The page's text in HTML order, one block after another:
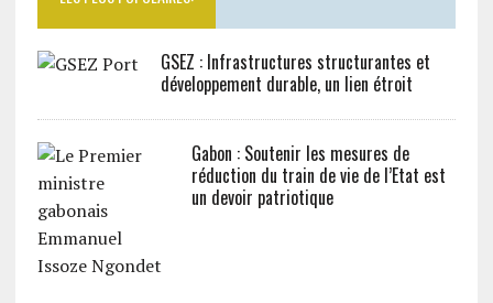
GSEZ : Infrastructures structurantes et
développement durable, un lien étroit
Gabon : Soutenir les mesures de
réduction du train de vie de l’Etat est
un devoir patriotique